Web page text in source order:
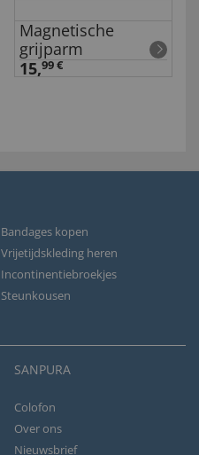
Magnetische
grijparm
15,99 €
Bandages kopen
Vrijetijdskleding heren
Incontinentiebroekjes
Steunkousen
SANPURA
Colofon
Over ons
Nieuwsbrief